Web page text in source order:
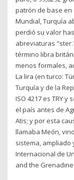
patrón de base en
Mundial, Turquía
perdió su valor
abreviaturas
término libra
menos formales,
La lira (en turco:
Turquía y de la
ISO 4217 es TRY
el país antes de
Atis; y por esta
llamaba Meón,
sistema, ampliado
Internacional de
and the